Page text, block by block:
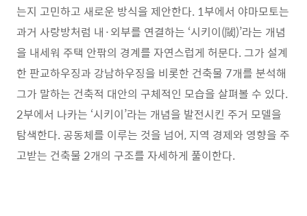
는지 고민하고 새로운 방식을 제안한다. 1부에서 야마모토는
과거 사랑방처럼 내·외부를 연결하는 ‘시키이(閾)’라는 개념
을 내세워 주택 안팎의 경계를 자연스럽게 허문다. 그가 설계
한 판교하우징과 강남하우징을 비롯한 건축물 7개를 분석해
그가 말하는 건축적 대안의 구체적인 모습을 살펴볼 수 있다.
2부에서 나카는 ‘시키이’라는 개념을 발전시킨 주거 모델을
탐색한다. 공동체를 이루는 것을 넘어, 지역 경제와 영향을 주
고받는 건축물 2개의 구조를 자세하게 풀이한다.